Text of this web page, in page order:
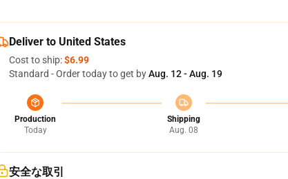
Deliver to United States
Cost to ship:$6.99
Standard - Order today to get byAug. 12 - Aug. 19
Production
Today
Shipping
Aug. 08
安全な取引